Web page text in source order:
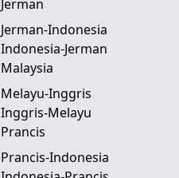
Jerman
Jerman-Indonesia
Indonesia-Jerman
Malaysia
Melayu-Inggris
Inggris-Melayu
Prancis
Prancis-Indonesia